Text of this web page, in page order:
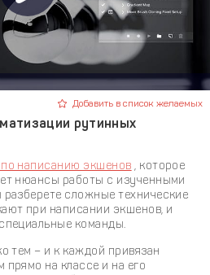
Добавить в список желаемых
рутинных
по написанию экшенов , которое
нюансы работы с изученными
сложные технические
при написании экшенов, и
команды.
тем – и к каждой привязан
на классе и на его